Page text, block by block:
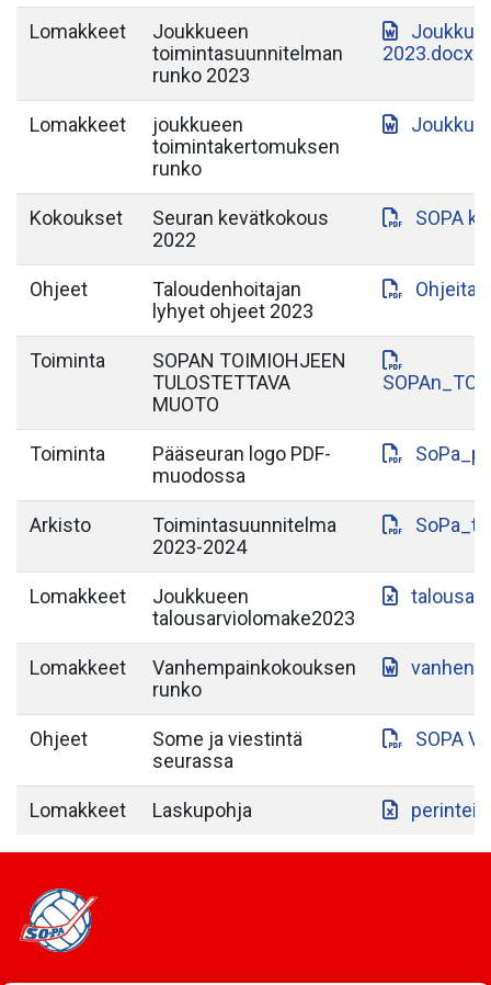
Lomakkeet
Joukkueen
toimintasuunnitelman
runko 2023
2023.docx
Lomakkeet
joukkueen
toimintakertomuksen
runko
Kokoukset
Seuran kevätkokous
2022
SOPA
Ohjeet
Taloudenhoitajan
lyhyet ohjeet 2023
Toiminta
SOPAN TOIMIOHJEEN
TULOSTETTAVA
MUOTO
Toiminta
Pääseuran logo PDF-
muodossa
Arkisto
Toimintasuunnitelma
2023-2024
Lomakkeet
Joukkueen
talousarviolomake2023
Lomakkeet
Vanhempainkokouksen
runko
Ohjeet
Some ja viestintä
seurassa
SOPA
Lomakkeet Laskupohja